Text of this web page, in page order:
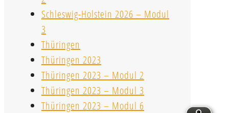
Schleswig-Holstein 2026 – Modul
3
Thüringen
Thüringen 2023
Thüringen 2023 – Modul 2
Thüringen 2023 – Modul 3
Thüringen 2023 – Modul 6